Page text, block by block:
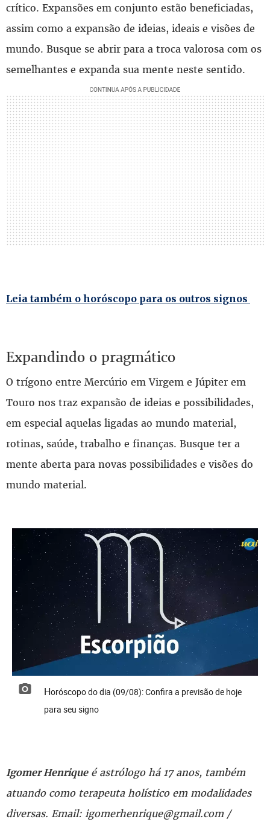
crítico. Expansões em conjunto estão beneficiadas,
assim como a expansão de ideias, ideais e visões de
mundo. Busque se abrir para a troca valorosa com os
semelhantes e expanda sua mente neste sentido.
Leia também o horóscopo para os outros signos
Expandindo o pragmático
O trígono entre Mercúrio em Virgem e Júpiter em
Touro nos traz expansão de ideias e possibilidades,
em especial aquelas ligadas ao mundo material,
rotinas, saúde, trabalho e finanças. Busque ter a
mente aberta para novas possibilidades e visões do
mundo material.
Horóscopo do dia (09/08): Confira a previsão de hoje
para seu signo
Igomer Henriqueé astrólogo há 17 anos, também
atuando como terapeuta holístico em modalidades
diversas. Email: igomerhenrique@gmail.com /